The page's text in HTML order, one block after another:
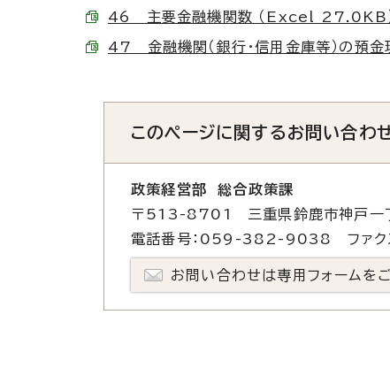
46 主要金融機関数 （Excel 27.0KB
47 金融機関（銀行・信用金庫等）の預
このページに関するお問い合わ
政策経営部 総合政策課
〒513-8701 三重県鈴鹿市神戸一
電話番号：059-382-9038 ファ
お問い合わせは専用フォームを